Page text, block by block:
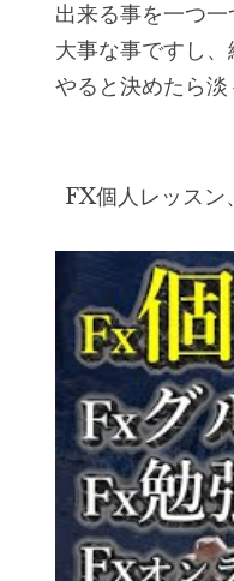
出来る事を一つ
大事な事ですし、
やると決めたら淡
FX個人レッスン